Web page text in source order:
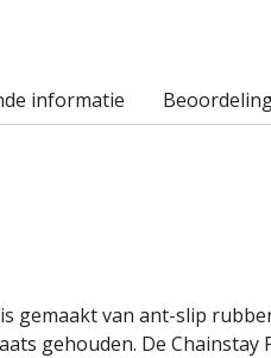
informatie
gemaakt van ant-slip
gehouden. De Chainstay